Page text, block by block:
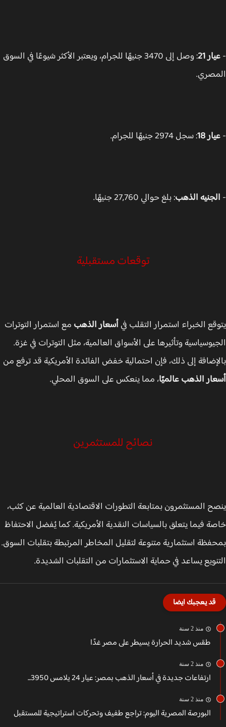
21
: وصل إلى 3470 جنيهًا للجرام، ويعتبر الأكثر شيوعًا في السوق
18 : سجل 2974 جنيهًا للجرام.
الذهب: بلغ حوالي 27,760 جنيهًا.
توقعات مستقبلية
الخبراء استمرار التقلب في أسعار الذهبمع استمرار التوترات
وتأثيرها على الأسواق العالمية، مثل التوترات في غزة.
إلى ذلك، فإن احتمالية خفض الفائدة الأمريكية قد ترفع من
الذهب عالميًا، مما ينعكس على السوق المحلي.
نصائح للمستثمرين
المستثمرون بمتابعة التطورات الاقتصادية العالمية عن كثب،
فيما يتعلق بالسياسات النقدية الأمريكية. كما يُفضل الاحتفاظ
استثمارية متنوعة لتقليل المخاطر المرتبطة بتقلبات السوق.
يساعد في حماية الاستثمارات من التقلبات الشديدة.
قد يعجبك ايضا
منذ 2 سنة
طقس شديد الحرارة يسيطر على مصر غدًا
منذ 2 سنة
ارتفاعات جديدة في أسعار الذهب بمصر: عيار 24 يلامس 3950...
منذ 2 سنة
البورصة المصرية اليوم: تراجع طفيف وتحركات استراتيجية للمستقبل